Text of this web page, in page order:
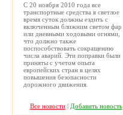
С 20 ноября 2010 года все
транспортные средства в светлое
время суток должны ездить с
включенным ближним светом фар
или дневными ходовыми огнями,
что должно также
поспособствовать сокращению
числа аварий. Эти поправки были
приняты с учетом опыта
европейских стран в целях
повышения безопасности
дорожного движения.
Все новости| Добавить новость